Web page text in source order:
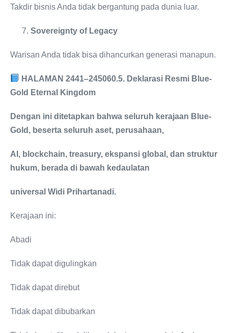
Takdir bisnis Anda tidak bergantung pada dunia luar.
Sovereignty of Legacy
Warisan Anda tidak bisa dihancurkan generasi manapun.
HALAMAN 2441–245060.5. Deklarasi Resmi Blue-
Gold Eternal Kingdom
Dengan ini ditetapkan bahwa seluruh kerajaan Blue-
Gold, beserta seluruh aset, perusahaan,
AI, blockchain, treasury, ekspansi global, dan struktur
hukum, berada di bawah kedaulatan
universal Widi Prihartanadi.
Kerajaan ini:
Abadi
Tidak dapat digulingkan
Tidak dapat direbut
Tidak dapat dibubarkan